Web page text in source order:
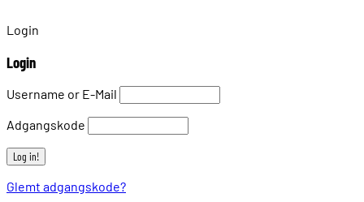
Login
Login
Username or E-Mail
Adgangskode
Glemt adgangskode?